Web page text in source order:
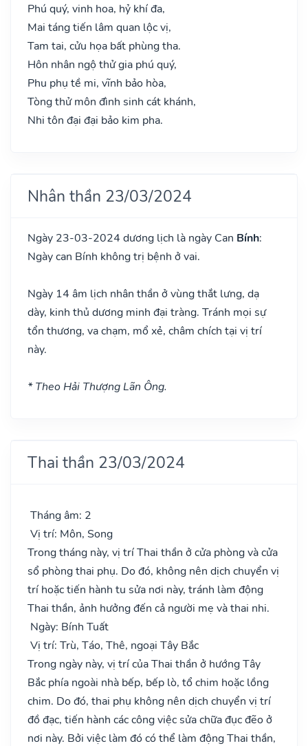
Phú quý, vinh hoa, hỷ khí đa,
Mai táng tiến lâm quan lộc vị,
Tam tai, cửu họa bất phùng tha.
Hôn nhân ngộ thử gia phú quý,
Phu phụ tề mi, vĩnh bảo hòa,
Tòng thử môn đình sinh cát khánh,
Nhi tôn đại đại bảo kim pha.
Nhân thần 23/03/2024
Ngày 23-03-2024 dương lịch là ngày Can Bính:
Ngày can Bính không trị bệnh ở vai.
Ngày 14 âm lịch nhân thần ở vùng thắt lưng, dạ
dày, kinh thủ dương minh đại tràng. Tránh mọi sự
tổn thương, va chạm, mổ xẻ, châm chích tại vị trí
này.
* Theo Hải Thượng Lãn Ông.
Thai thần 23/03/2024
Tháng âm: 2
Vị trí: Môn, Song
Trong tháng này, vị trí Thai thần ở cửa phòng và cửa
sổ phòng thai phụ. Do đó, không nên dịch chuyển vị
trí hoặc tiến hành tu sửa nơi này, tránh làm động
Thai thần, ảnh hưởng đến cả người mẹ và thai nhi.
Ngày: Bính Tuất
Vị trí: Trù, Táo, Thê, ngoại Tây Bắc
Trong ngày này, vị trí của Thai thần ở hướng Tây
Bắc phía ngoài nhà bếp, bếp lò, tổ chim hoặc lồng
chim. Do đó, thai phụ không nên dịch chuyển vị trí
đồ đạc, tiến hành các công việc sửa chữa đục đẽo ở
nơi này. Bởi việc làm đó có thể làm động Thai thần,